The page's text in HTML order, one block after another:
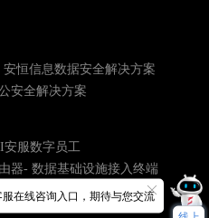
安恒信息数据安全解决方案
安全解决方案
安服数字员工
器- 数据基础设施接入终端
服在线咨询入口，期待与您交流